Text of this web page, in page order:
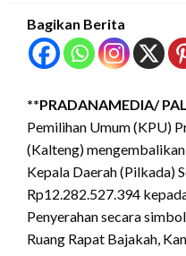
Bagikan Berita
**PRADANAMEDIA/
Pemilihan Umum (KPU)
(Kalteng)
Kepala Daerah (Pilkada)
Rp12.282.527.394
Penyerahan secara
Ruang Rapat Bajakah,